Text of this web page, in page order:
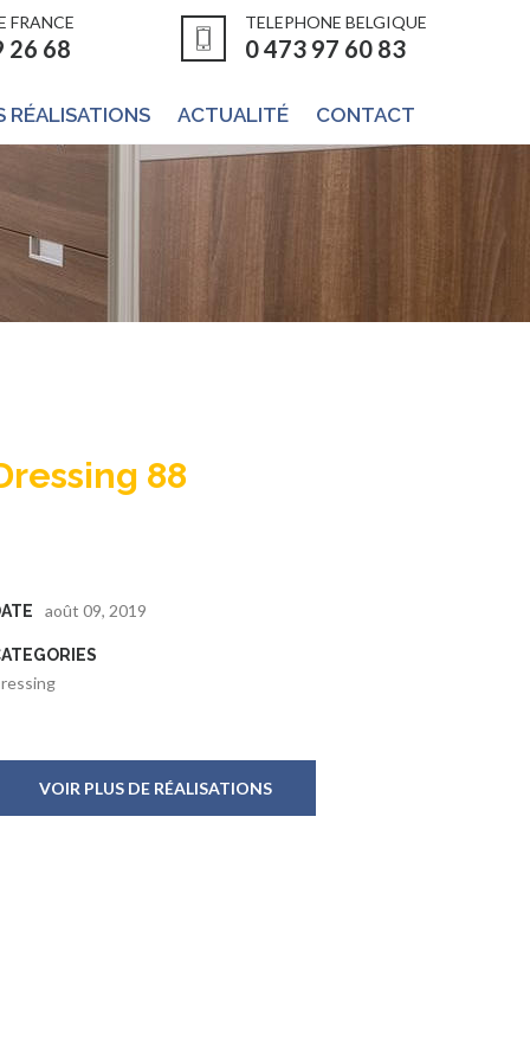
FRANCE
26 68
TELEPHONE BELGIQUE
0 473 97 60 83
RÉALISATIONS ACTUALITÉ CONTACT
88
août 09, 2019
VOIR PLUS DE RÉALISATIONS